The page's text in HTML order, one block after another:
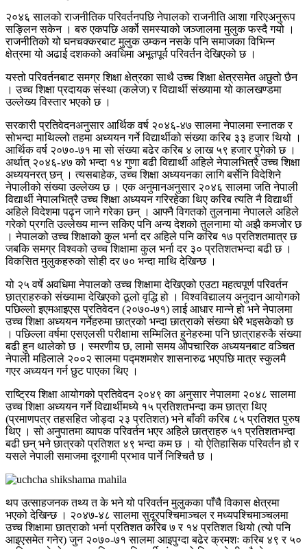
२०४६ सालको राजनीतिक परिवर्तनपछि नेपालको राजनीति आशा गरिएअनुरूप
सङ्लिन सकेन । बरु एकपछि अर्को समस्याको जञ्जालमा मुलुक फस्दै गयो ।
राजनीतिको यो घनचक्करबाट मुलुक उम्कन नसके पनि समाजका विभिन्न
क्षेत्रमा यो अढाई दशकको अवधिमा अभूतपूर्व परिवर्तन देखिएको छ ।
यस्तो परिवर्तनबाट समग्र शिक्षा क्षेत्रका साथै उच्च शिक्षा क्षेत्रसमेत अछुतो छैन
। उच्च शिक्षा प्रदायक संस्था (कलेज) र विद्यार्थी संख्यामा यो कालखण्डमा
उल्लेख्य विस्तार भएको छ ।
सरकारी प्रतिवेदनअनुसार आर्थिक वर्ष २०४६-४७ सालमा नेपालमा स्नातक र
सोभन्दा माथिल्लो तहमा अध्ययन गर्ने विद्यार्थीको संख्या करिब ३३ हजार थियो ।
आर्थिक वर्ष २०७०-७१ मा सो संंख्या बढेर करिब ४ लाख ५९ हजार पुगेको छ ।
अर्थात् २०४६-४७ को भन्दा १४ गुणा बढी विद्यार्थी अहिले नेपालभित्रै उच्च शिक्षा
अध्ययनरत् छन् । त्यसबाहेक, उच्च शिक्षा अध्ययनका लागि बर्सेनि विदेशिने
नेपालीको संख्या उल्लेख्य छ । एक अनुमानअनुसार २०४६ सालमा जति नेपाली
विद्यार्थी नेपालभित्रै उच्च शिक्षा अध्ययन गरिरहेका थिए करिब त्यति नै विद्यार्थी
अहिले विदेशमा पढ्न जाने गरेका छन् । आफ्नै विगतको तुलनामा नेपालले अहिले
गरेको प्रगति उल्लेख्य मान्न सकिए पनि अन्य देशको तुलनामा यो अझै कमजोर छ
। नेपालको उच्च शिक्षाको कुल भर्ना दर अहिले पनि करिब १७ प्रतिशतमात्र छ
जबकि समग्र विश्वको उच्च शिक्षामा कुल भर्ना दर ३० प्रतिशतभन्दा बढी छ ।
विकसित मुलुकहरुको सोही दर ७० भन्दा माथि देखिन्छ ।
यो २५ वर्षे अवधिमा नेपालको उच्च शिक्षामा देखिएको एउटा महत्वपूर्ण परिवर्तन
छात्राहरुको संख्यामा देखिएको ठूलो वृद्धि हो । विश्वविद्यालय अनुदान आयोगको
पछिल्लो इएमआइएस प्रतिवेदन (२०७०-७१) लाई आधार मान्ने हो भने नेपालमा
उच्च शिक्षा अध्ययन गर्नेहरुमा छात्रको भन्दा छात्राको संख्या धेरै भइसकेको छ
। पछिल्ला वर्षमा एसएलसी परीक्षामा सम्मिलित हुनेहरुमा पनि छात्राहरुकै संख्या
बढी हुन थालेको छ । स्मरणीय छ, लामो समय औपचारिक अध्ययनबाट वञ्चित
नेपाली महिलाले २००२ सालमा पद्मशमशेर शासनारुढ भएपछि मात्र स्कुलमै
गएर अध्ययन गर्न छुट पाएका थिए ।
राष्ट्रिय शिक्षा आयोगको प्रतिवेदन २०४९ का अनुसार नेपालमा २०४८ सालमा
उच्च शिक्षा अध्ययन गर्ने विद्यार्थीमध्ये १५ प्रतिशतभन्दा कम छात्रा थिए
(प्रमाणपत्र तहसहित जोड्दा २३ प्रतिशत) भने बाँकी करिब ८५ प्रतिशत पुरुष
थिए । सो अनुपातमा व्यापक परिवर्तन भएर अहिले छात्राहरु ५१ प्रतिशतभन्दा
बढी छन् भने छात्रको प्रतिशत ४९ भन्दा कम छ । यो ऐतिहासिक परिवर्तन हो र
यसले नेपाली समाजमा दूरगामी प्रभाव पार्ने निश्चितै छ ।
थप उत्साहजनक तथ्य त के भने यो परिवर्तन मुलुकका पाँचै विकास क्षेत्रमा
भएको देखिन्छ । २०४७-४८ सालमा सुदूरपश्चिमाञ्चल र मध्यपश्चिमाञ्चलमा
उच्च शिक्षामा छात्राको भर्ना प्रतिशत करिब ७ र १४ प्रतिशत थियो (त्यो पनि
आइएसमेत गनेर) जुन २०७०-७१ सालमा आइपुग्दा बढेर क्रमशः करिब ४९ र ५०